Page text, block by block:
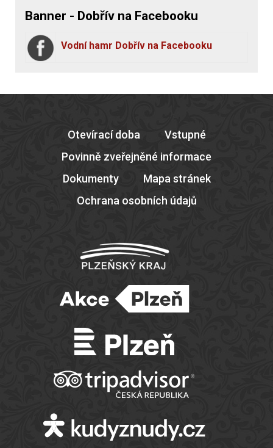
Banner - Dobřív na Facebooku
Vodní hamr Dobřív na Facebooku
Otevírací doba
Vstupné
Povinně zveřejněné informace
Dokumenty
Mapa stránek
Ochrana osobních údajů